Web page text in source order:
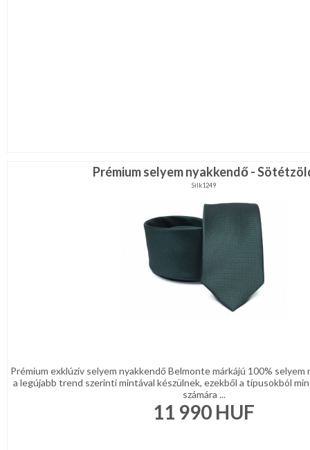
Prémium selyem nyakkendő -
Silk1249
Prémium exklúzív selyem nyakkendő Belmonte márkájú 100% selyem
a legújabb trend szerinti mintával készülnek, ezekből a típusokból
számára ...
11 990 HUF